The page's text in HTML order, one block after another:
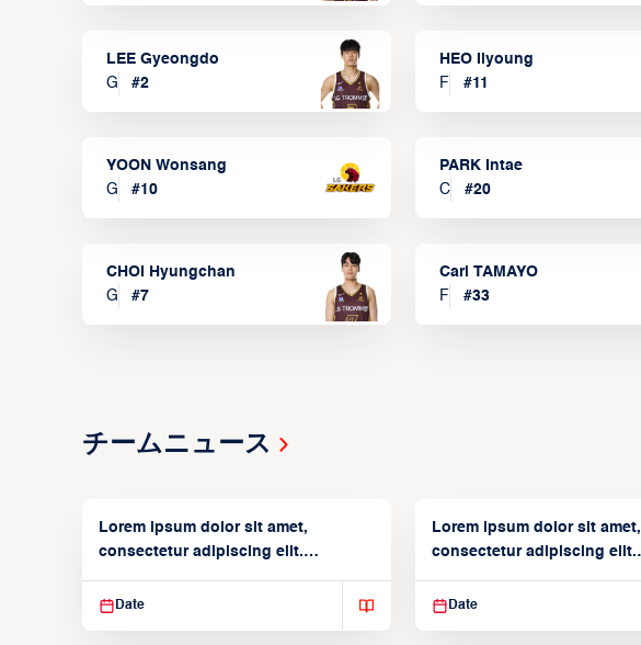
LEE Gyeongdo
G
#2
HEO Ilyoung
F
#11
YOON Wonsang
G
#10
PARK Intae
C
#20
CHOI Hyungchan
G
#7
Carl TAMAYO
F
#33
チームニュース
Lorem ipsum dolor sit amet,
consectetur adipiscing elit.
Date
Lorem ipsum dolor sit amet,
consectetur adipiscing elit.
Date